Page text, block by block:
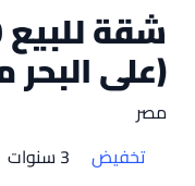
(على
مصر
تخفيض
3 سنوات